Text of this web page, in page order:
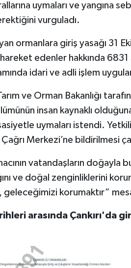
uymaları ve yangına
vurguladı.
ormanlara giriş yasağı 31
edenler hakkında 6831
idari ve adli işlem
ve Orman Bakanlığı
insan kaynaklı
uymaları istendi.
Çağrı Merkezi’ne bildirilmesi
vatandaşların doğayla
ve doğal zenginliklerini
korumaktır”
arasında Çankırı'da